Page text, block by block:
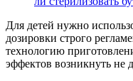
Для детей нужно
дозировки строго
технологию
эффектов возникнуть не